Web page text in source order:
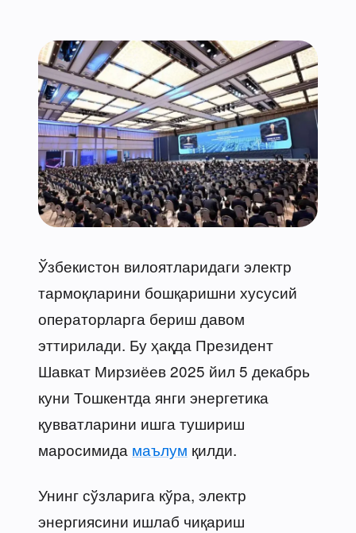
Ўзбекистон вилоятларидаги электр
тармоқларини бошқаришни хусусий
операторларга бериш давом
эттирилади. Бу ҳақда Президент
Шавкат Мирзиёев 2025 йил 5 декабрь
куни Тошкентда янги энергетика
қувватларини ишга тушириш
маросимида маълум қилди.
Унинг сўзларига кўра, электр
энергиясини ишлаб чиқариш